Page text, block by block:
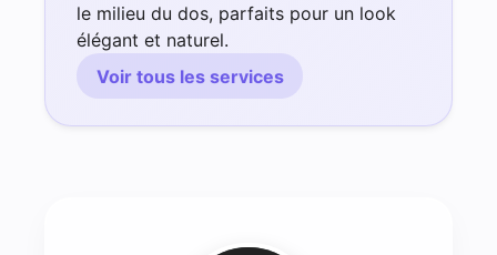
le milieu du dos, parfaits pour un look
élégant et naturel.
Voir tous les services